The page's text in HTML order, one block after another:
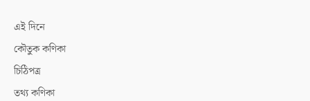
এই দিনে
কৌতুক কণিকা
চিঠিপত্র
তথ্য কণিকা